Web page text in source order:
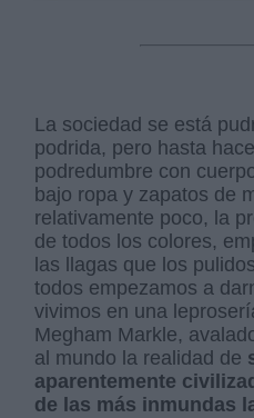
La sociedad se está
podrida, pero hasta
podredumbre con
bajo ropa y zapatos de
relativamente poco, la
de todos los colores,
las llagas que los
todos empezamos a
vivimos en una
Megham Markle,
al mundo la realidad de
aparentemente
de las más inmundas